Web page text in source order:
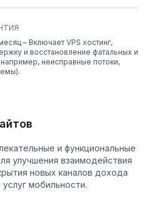
– Включает VPS хостинг,
и восстановление фатальных и
неисправные потоки,
и функциональные
улучшения взаимодействия
новых каналов дохода
мобильности.